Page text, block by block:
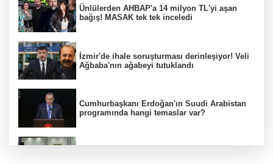
Ünlülerden AHBAP'a 14 milyon TL'yi aşan
bağış! MASAK tek tek inceledi
İzmir'de ihale soruşturması derinleşiyor! Veli
Ağbaba'nın ağabeyi tutuklandı
Cumhurbaşkanı Erdoğan'ın Suudi Arabistan
programında hangi temaslar var?